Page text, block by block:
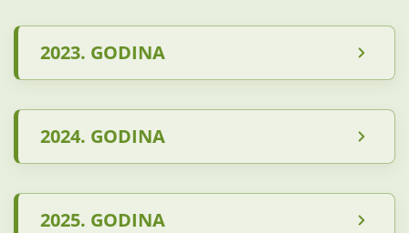
2023. GODINA
2024. GODINA
2025. GODINA